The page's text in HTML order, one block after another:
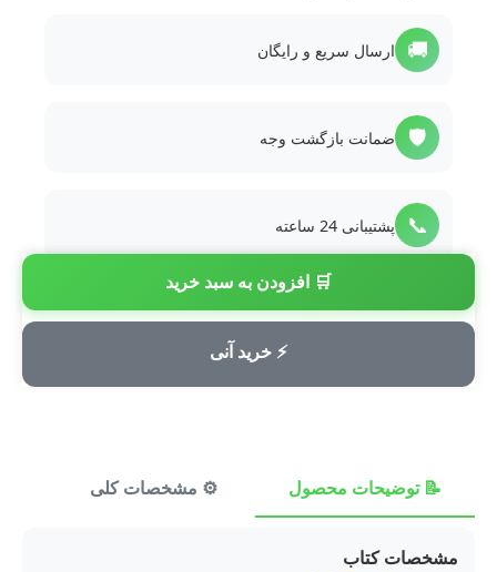
🛒 افزودن به سبد خرید
⚡ خرید آنی
🚚 ارسال سریع و رایگان
🛡️ ضمانت بازگشت وجه
📞 پشتیبانی 24 ساعته
💳 پرداخت امن
📝 توضیحات محصول ⚙️ مشخصات کلی
مشخصات کتاب